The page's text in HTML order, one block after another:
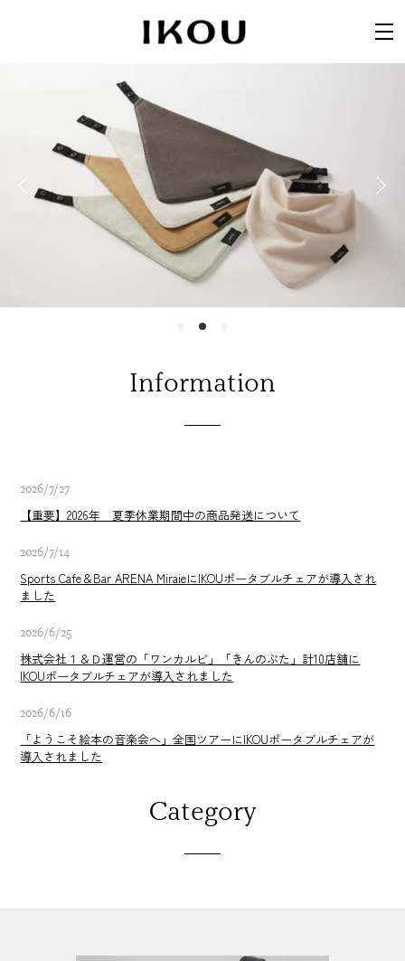
Information
2026/7/27
【重要】2026年 夏季休業期間中の商品発送について
2026/7/14
Sports Cafe＆Bar ARENA MiraieにIKOUポータブルチェアが導入され
ました
2026/6/25
株式会社１＆Ｄ運営の「ワンカルビ」「きんのぶた」計10店舗に
IKOUポータブルチェアが導入されました
2026/6/16
「ようこそ絵本の音楽会へ」全国ツアーにIKOUポータブルチェアが
導入されました
Category